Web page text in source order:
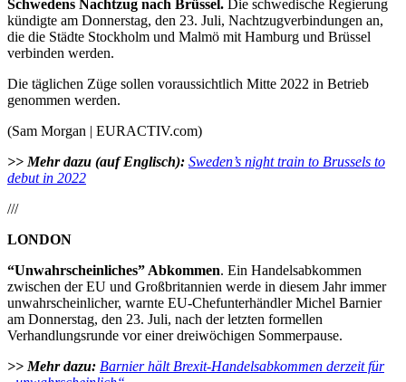
Schwedens Nachtzug nach Brüssel. Die schwedische Regierung
kündigte am Donnerstag, den 23. Juli, Nachtzugverbindungen an,
die die Städte Stockholm und Malmö mit Hamburg und Brüssel
verbinden werden.
Die täglichen Züge sollen voraussichtlich Mitte 2022 in Betrieb
genommen werden.
(Sam Morgan | EURACTIV.com)
>> Mehr dazu (auf Englisch): Sweden’s night train to Brussels to
debut in 2022
///
LONDON
“Unwahrscheinliches” Abkommen. Ein Handelsabkommen
zwischen der EU und Großbritannien werde in diesem Jahr immer
unwahrscheinlicher, warnte EU-Chefunterhändler Michel Barnier
am Donnerstag, den 23. Juli, nach der letzten formellen
Verhandlungsrunde vor einer dreiwöchigen Sommerpause.
>> Mehr dazu: Barnier hält Brexit-Handelsabkommen derzeit für